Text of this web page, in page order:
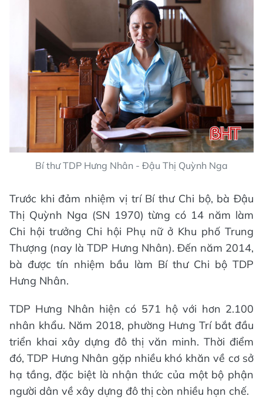
Bí thư TDP Hưng Nhân - Đậu Thị Quỳnh Nga
Trước khi đảm nhiệm vị trí Bí thư Chi bộ, bà Đậu
Thị Quỳnh Nga (SN 1970) từng có 14 năm làm
Chi hội trưởng Chi hội Phụ nữ ở Khu phố Trung
Thượng (nay là TDP Hưng Nhân). Đến năm 2014,
bà được tín nhiệm bầu làm Bí thư Chi bộ TDP
Hưng Nhân.
TDP Hưng Nhân hiện có 571 hộ với hơn 2.100
nhân khẩu. Năm 2018, phường Hưng Trí bắt đầu
triển khai xây dựng đô thị văn minh. Thời điểm
đó, TDP Hưng Nhân gặp nhiều khó khăn về cơ sở
hạ tầng, đặc biệt là nhận thức của một bộ phận
người dân về xây dựng đô thị còn nhiều hạn chế.